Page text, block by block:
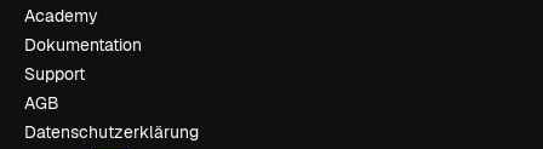
Academy
Dokumentation
Support
AGB
Datenschutzerklärung